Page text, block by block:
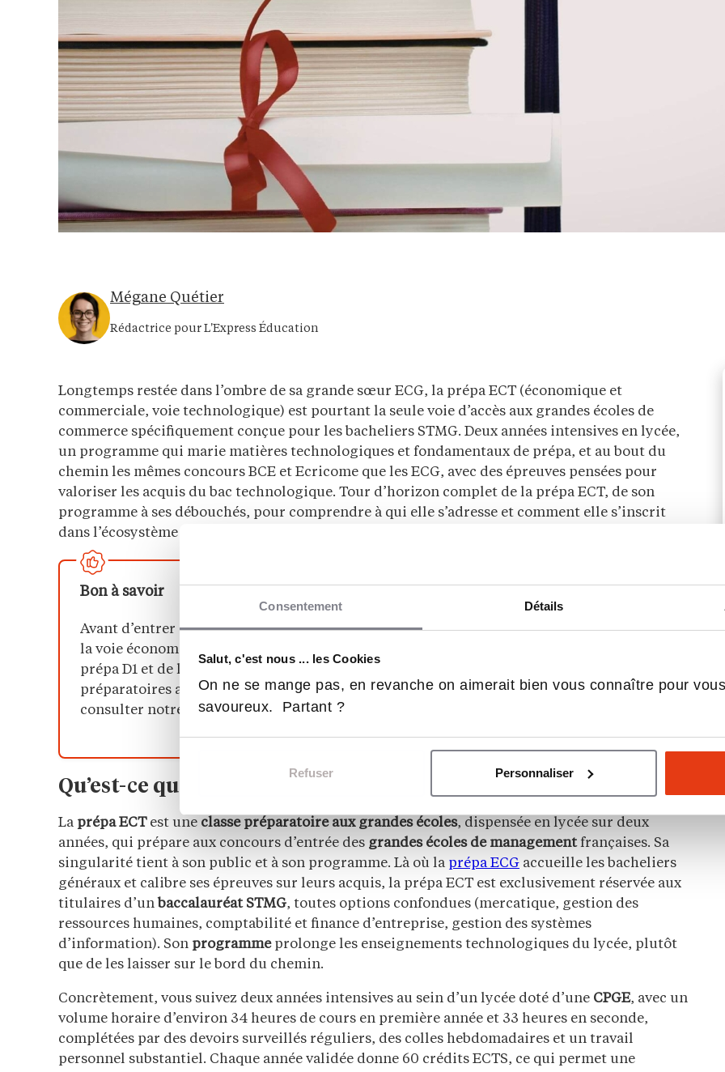
Consentement Détails
Salut, c'est nous ... les Cookies
On ne se mange pas, en revanche on aimerait bien vous connaître pour
savoureux. Partant ?
Refuser Personnaliser
Mégane Quétier
Rédactrice pour L'Express Éducation
Longtemps restée dans l’ombre de sa grande sœur ECG, la prépa ECT (économique et
commerciale, voie technologique) est pourtant la seule voie d’accès aux grandes écoles de
commerce spécifiquement conçue pour les bacheliers STMG. Deux années intensives en lycée,
un programme qui marie matières technologiques et fondamentaux de prépa, et au bout du
chemin les mêmes concours BCE et Ecricome que les ECG, avec des épreuves pensées pour
valoriser les acquis du bac technologique. Tour d’horizon complet de la prépa ECT, de son
programme à ses débouchés, pour comprendre à qui elle s’adresse et comment elle s’inscrit
dans l’écosystème des classes préparatoires.
Bon à savoir
Avant d’entrer dans le détail, un repère utile. La prépa ECT est l’une des cinq filières de
la voie économique et commerciale, aux côtés de la prépa ECG, de la prépa ECP, de la
prépa D1 et de la prépa D2. Pour comprendre l’architecture complète des classes
préparatoires aux grandes écoles, leur fonctionnement et leurs débouchés, vous pouvez
consulter notre
guide complet sur la classe préparatoire aux grandes écoles
Qu’est-ce que la prépa ECT exactement ?
La prépa ECTest une classe préparatoire aux grandes écoles, dispensée en lycée sur deux
années, qui prépare aux concours d’entrée des grandes écoles de managementfrançaises. Sa
singularité tient à son public et à son programme. Là où la prépa ECG accueille les bacheliers
généraux et calibre ses épreuves sur leurs acquis, la prépa ECT est exclusivement réservée aux
titulaires d’un baccalauréat STMG, toutes options confondues (mercatique, gestion des
ressources humaines, comptabilité et finance d’entreprise, gestion des systèmes
d’information). Son programmeprolonge les enseignements technologiques du lycée, plutôt
que de les laisser sur le bord du chemin.
Concrètement, vous suivez deux années intensives au sein d’un lycée doté d’une CPGE, avec un
volume horaire d’environ 34 heures de cours en première année et 33 heures en seconde,
complétées par des devoirs surveillés réguliers, des colles hebdomadaires et un travail
personnel substantiel. Chaque année validée donne 60 crédits ECTS, ce qui permet une